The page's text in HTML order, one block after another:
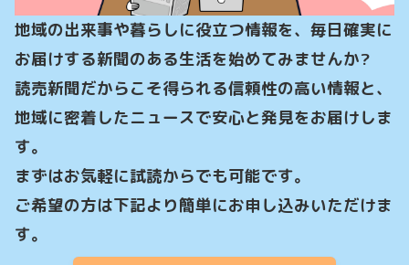
地域の出来事や暮らしに役立つ情報を、毎日確実に
お届けする新聞のある生活を始めてみませんか?
読売新聞だからこそ得られる信頼性の高い情報と、
地域に密着したニュースで安心と発見をお届けしま
す。
まずはお気軽に試読からでも可能です。
ご希望の方は下記より簡単にお申し込みいただけま
す。